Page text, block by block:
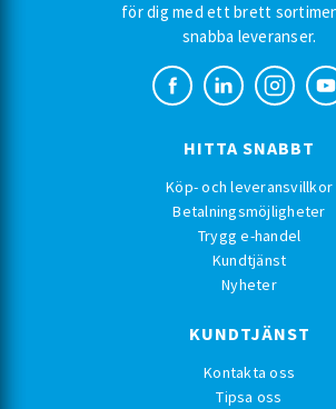
för dig med ett brett
snabba leveranser.
HITTA SNABBT
Köp- och leveransvillkor
Betalningsmöjligheter
Trygg e-handel
Kundtjänst
Nyheter
KUNDTJÄNST
Kontakta oss
Tipsa oss